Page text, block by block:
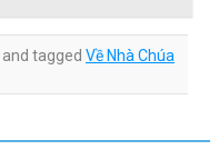
and tagged Về Nhà Chúa